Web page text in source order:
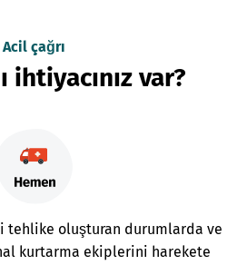
Acil çağrı
ihtiyacınız var?
tehlike oluşturan durumlarda ve
kurtarma ekiplerini harekete